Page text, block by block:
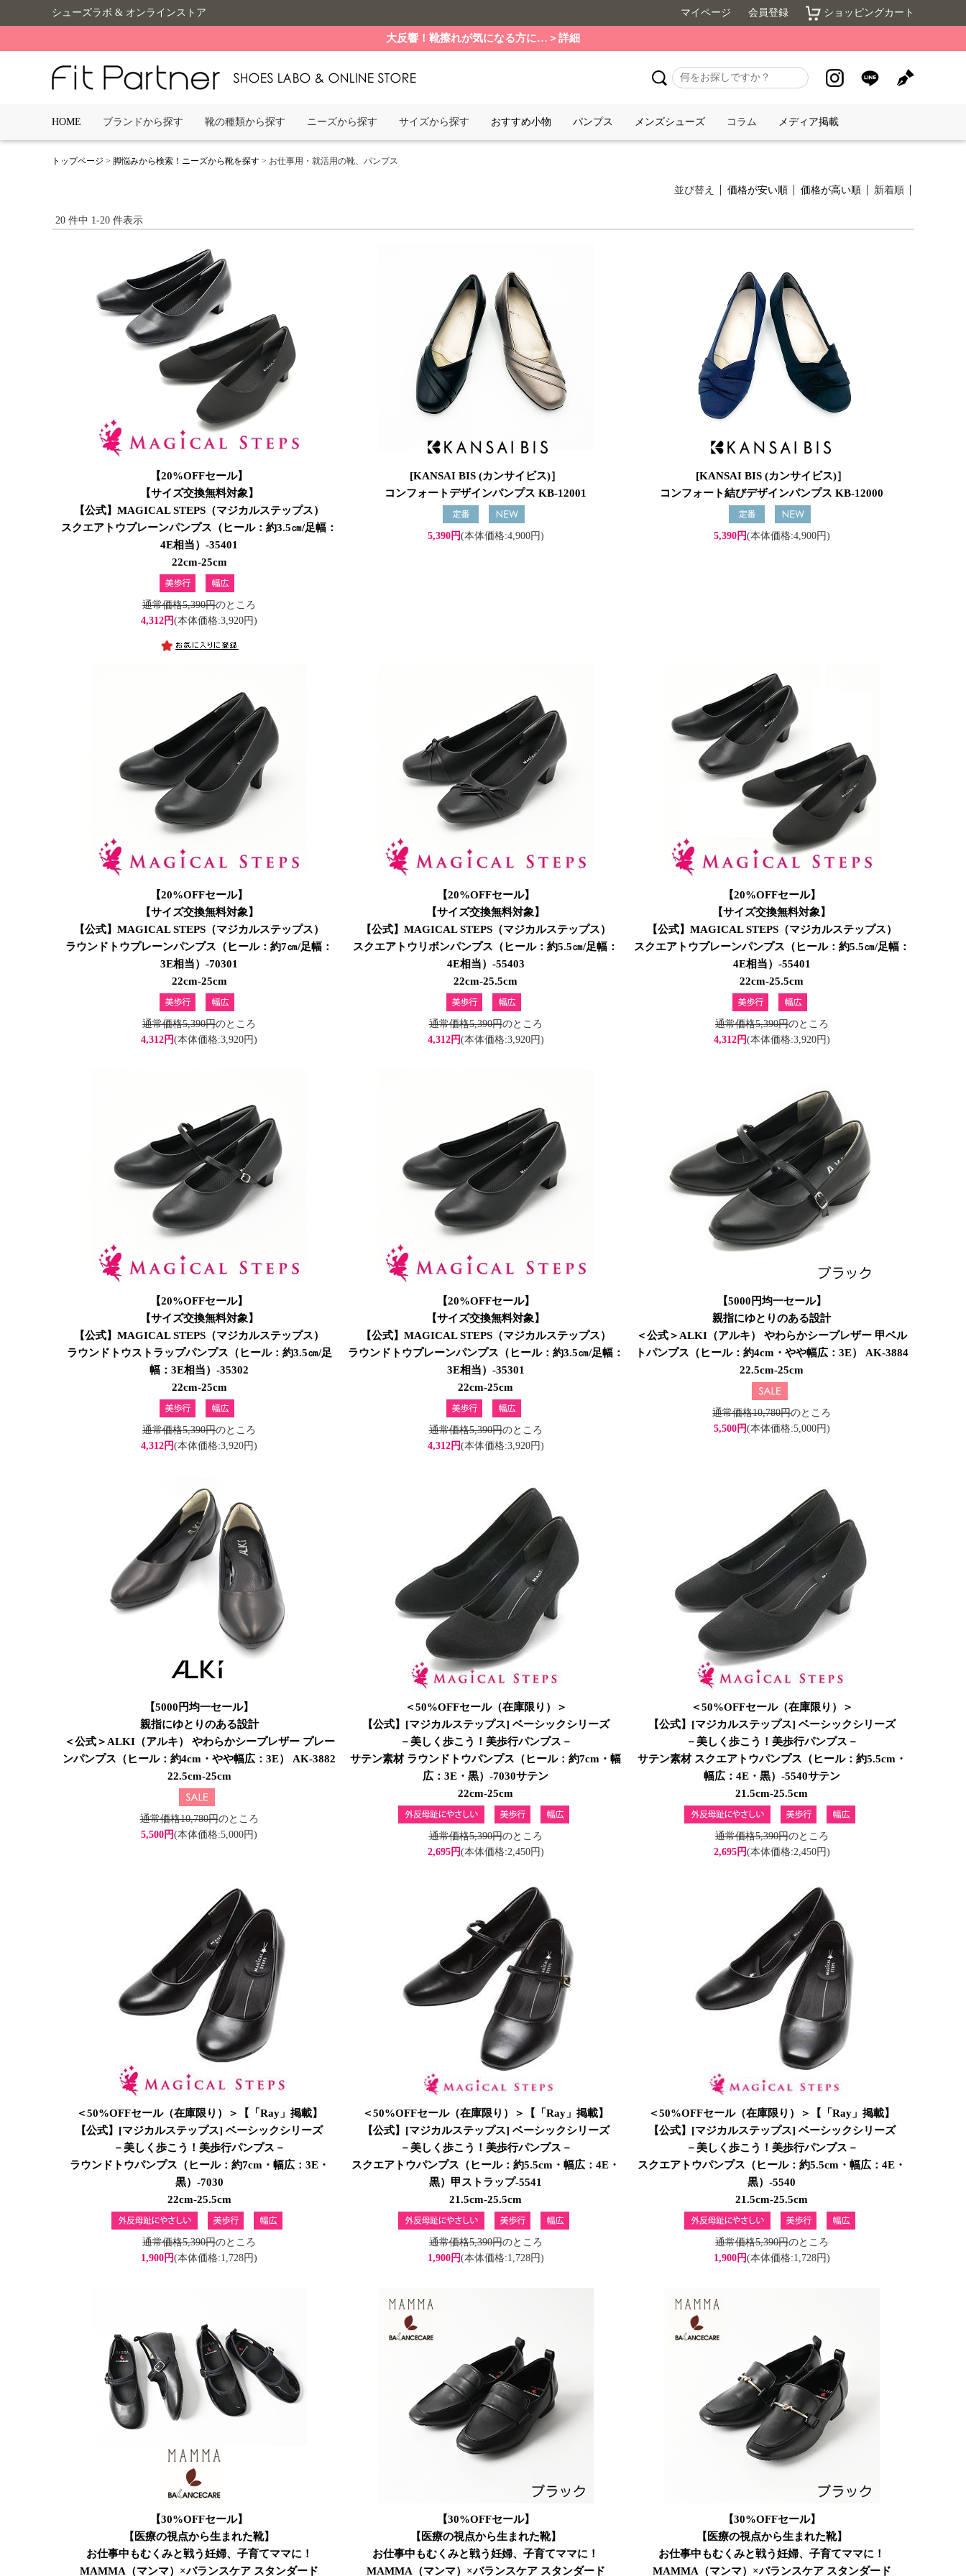
シューズラボ & オンラインストア マイページ 会員登録 ショッピングカート
大反響！靴擦れが気になる方に…＞詳細
HOME ブランドから探す 靴の種類から探す ニーズから探す サイズから探す おすすめ小物 パンプス メンズシューズ コラム メディア掲載
トップページ > 脚悩みから検索！ニーズから靴を探す > お仕事用・就活用の靴、パンプス
並び替え 価格が安い順 価格が高い順 新着順
20 件中 1-20 件表示
【20%OFFセール】
【サイズ交換無料対象】
【公式】MAGICAL STEPS（マジカルステップス）
スクエアトウプレーンパンプス（ヒール：約3.5㎝/足幅：
4E相当）-35401
22cm-25cm
通常価格5,390円のところ
4,312円(本体価格:3,920円)
[KANSAI BIS (カンサイビス)］
コンフォートデザインパンプス KB-12001
5,390円(本体価格:4,900円)
[KANSAI BIS (カンサイビス)］
コンフォート結びデザインパンプス KB-12000
5,390円(本体価格:4,900円)
【20%OFFセール】
【サイズ交換無料対象】
【公式】MAGICAL STEPS（マジカルステップス）
ラウンドトウプレーンパンプス（ヒール：約7㎝/足幅：
3E相当）-70301
22cm-25cm
通常価格5,390円のところ
4,312円(本体価格:3,920円)
【20%OFFセール】
【サイズ交換無料対象】
【公式】MAGICAL STEPS（マジカルステップス）
スクエアトウリボンパンプス（ヒール：約5.5㎝/足幅：
4E相当）-55403
22cm-25.5cm
通常価格5,390円のところ
4,312円(本体価格:3,920円)
【20%OFFセール】
【サイズ交換無料対象】
【公式】MAGICAL STEPS（マジカルステップス）
スクエアトウプレーンパンプス（ヒール：約5.5㎝/足幅：
4E相当）-55401
22cm-25.5cm
通常価格5,390円のところ
4,312円(本体価格:3,920円)
【20%OFFセール】
【サイズ交換無料対象】
【公式】MAGICAL STEPS（マジカルステップス）
ラウンドトウストラップパンプス（ヒール：約3.5㎝/足
幅：3E相当）-35302
22cm-25cm
通常価格5,390円のところ
4,312円(本体価格:3,920円)
【20%OFFセール】
【サイズ交換無料対象】
【公式】MAGICAL STEPS（マジカルステップス）
ラウンドトウプレーンパンプス（ヒール：約3.5㎝/足幅：
3E相当）-35301
22cm-25cm
通常価格5,390円のところ
4,312円(本体価格:3,920円)
【5000円均一セール】
親指にゆとりのある設計
＜公式＞ALKI（アルキ） やわらかシープレザー 甲ベル
トパンプス（ヒール：約4cm・やや幅広：3E） AK-3884
22.5cm-25cm
通常価格10,780円のところ
5,500円(本体価格:5,000円)
【5000円均一セール】
親指にゆとりのある設計
＜公式＞ALKI（アルキ） やわらかシープレザー プレー
ンパンプス（ヒール：約4cm・やや幅広：3E） AK-3882
22.5cm-25cm
通常価格10,780円のところ
5,500円(本体価格:5,000円)
＜50%OFFセール（在庫限り）＞
【公式】[マジカルステップス] ベーシックシリーズ
－美しく歩こう！美歩行パンプス－
サテン素材 ラウンドトウパンプス（ヒール：約7cm・幅
広：3E・黒）-7030サテン
22cm-25cm
通常価格5,390円のところ
2,695円(本体価格:2,450円)
＜50%OFFセール（在庫限り）＞
【公式】[マジカルステップス] ベーシックシリーズ
－美しく歩こう！美歩行パンプス－
サテン素材 スクエアトウパンプス（ヒール：約5.5cm・
幅広：4E・黒）-5540サテン
21.5cm-25.5cm
通常価格5,390円のところ
2,695円(本体価格:2,450円)
＜50%OFFセール（在庫限り）＞【「Ray」掲載】
【公式】[マジカルステップス] ベーシックシリーズ
－美しく歩こう！美歩行パンプス－
ラウンドトウパンプス（ヒール：約7cm・幅広：3E・
黒）-7030
22cm-25.5cm
通常価格5,390円のところ
1,900円(本体価格:1,728円)
＜50%OFFセール（在庫限り）＞【「Ray」掲載】
【公式】[マジカルステップス] ベーシックシリーズ
－美しく歩こう！美歩行パンプス－
スクエアトウパンプス（ヒール：約5.5cm・幅広：4E・
黒）甲ストラップ-5541
21.5cm-25.5cm
通常価格5,390円のところ
1,900円(本体価格:1,728円)
＜50%OFFセール（在庫限り）＞【「Ray」掲載】
【公式】[マジカルステップス] ベーシックシリーズ
－美しく歩こう！美歩行パンプス－
スクエアトウパンプス（ヒール：約5.5cm・幅広：4E・
黒）-5540
21.5cm-25.5cm
通常価格5,390円のところ
1,900円(本体価格:1,728円)
【30%OFFセール】
【医療の視点から生まれた靴】
お仕事中もむくみと戦う妊婦、子育てママに！
MAMMA（マンマ）×バランスケア スタンダード
【30%OFFセール】
【医療の視点から生まれた靴】
お仕事中もむくみと戦う妊婦、子育てママに！
MAMMA（マンマ）×バランスケア スタンダード
【30%OFFセール】
【医療の視点から生まれた靴】
お仕事中もむくみと戦う妊婦、子育てママに！
MAMMA（マンマ）×バランスケア スタンダード